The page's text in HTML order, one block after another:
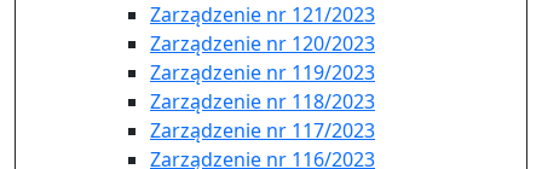
Zarządzenie nr 121/2023
Zarządzenie nr 120/2023
Zarządzenie nr 119/2023
Zarządzenie nr 118/2023
Zarządzenie nr 117/2023
Zarządzenie nr 116/2023